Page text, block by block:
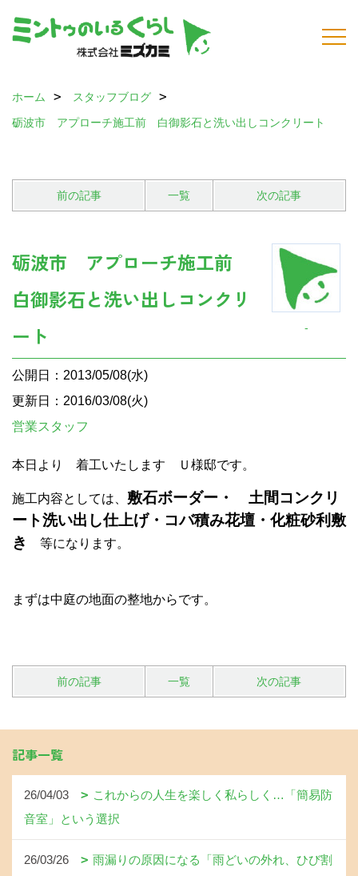
ホーム
スタッフブログ
砺波市 アプローチ施工前 白御影石と洗い出しコンクリート
前の記事 一覧 次の記事
-
砺波市 アプローチ施工前
白御影石と洗い出しコンクリ
ート
公開日：2013/05/08(水)
更新日：2016/03/08(火)
営業スタッフ
本日より 着工いたします Ｕ様邸です。
施工内容としては、 敷石ボーダー・ 土間コンクリ
ート洗い出し仕上げ・コバ積み花壇・化粧砂利敷
き
等になります。
まずは中庭の地面の整地からです。
前の記事 一覧 次の記事
記事一覧
26/04/03
これからの人生を楽しく私らしく…「簡易防
音室」という選択
26/03/26
雨漏りの原因になる「雨どいの外れ、ひび割